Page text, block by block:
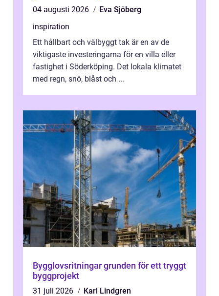
04 augusti 2026
Eva Sjöberg
inspiration
Ett hållbart och välbyggt tak är en av de
viktigaste investeringarna för en villa eller
fastighet i Söderköping. Det lokala klimatet
med regn, snö, blåst och ...
Bygglovsritningar grunden för ett tryggt
byggprojekt
31 juli 2026
Karl Lindgren